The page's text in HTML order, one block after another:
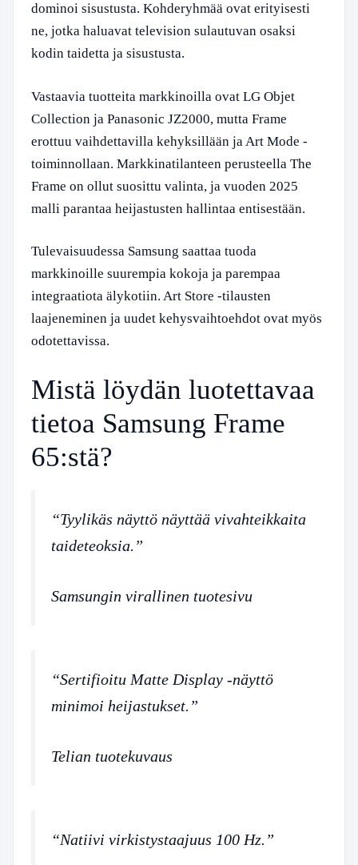
dominoi sisustusta. Kohderyhmää ovat erityisesti
ne, jotka haluavat television sulautuvan osaksi
kodin taidetta ja sisustusta.
Vastaavia tuotteita markkinoilla ovat LG Objet
Collection ja Panasonic JZ2000, mutta Frame
erottuu vaihdettavilla kehyksillään ja Art Mode -
toiminnollaan. Markkinatilanteen perusteella The
Frame on ollut suosittu valinta, ja vuoden 2025
malli parantaa heijastusten hallintaa entisestään.
Tulevaisuudessa Samsung saattaa tuoda
markkinoille suurempia kokoja ja parempaa
integraatiota älykotiin. Art Store -tilausten
laajeneminen ja uudet kehysvaihtoehdot ovat myös
odotettavissa.
Mistä löydän luotettavaa
tietoa Samsung Frame
65:stä?
“Tyylikäs näyttö näyttää vivahteikkaita
taideteoksia.”
Samsungin virallinen tuotesivu
“Sertifioitu Matte Display -näyttö
minimoi heijastukset.”
Telian tuotekuvaus
“Natiivi virkistystaajuus 100 Hz.”